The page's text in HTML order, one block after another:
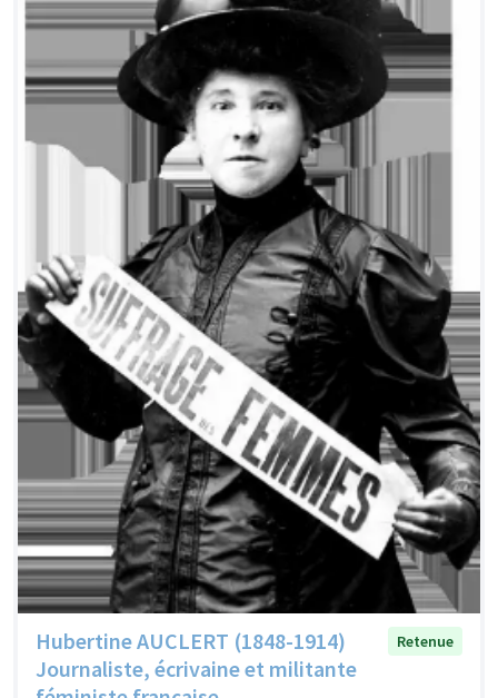
Hubertine AUCLERT (1848-1914)
Journaliste, écrivaine et militante
Retenue